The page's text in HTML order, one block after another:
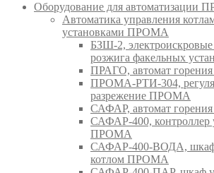
Оборудование для автоматизации
Автоматика управления
установками ПРОМА
БЗШ-2,
розжига факельных
ПРАГО, автомат
ПРОМА-РТИ-304,
разрежение ПРОМА
САФАР, автомат
САФАР-400, контроллер
ПРОМА
САФАР-400-ВОДА, шкаф
котлом ПРОМА